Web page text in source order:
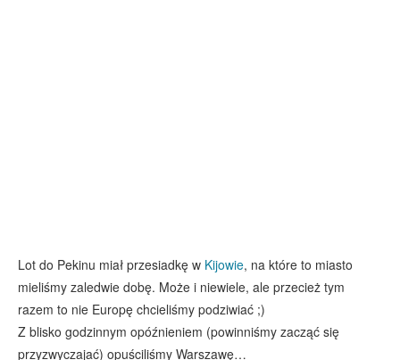
Lot do Pekinu miał przesiadkę w Kijowie, na które to miasto
mieliśmy zaledwie dobę. Może i niewiele, ale przecież tym
razem to nie Europę chcieliśmy podziwiać ;)
Z blisko godzinnym opóźnieniem (powinniśmy zacząć się
przyzwyczajać) opuściliśmy Warszawę…